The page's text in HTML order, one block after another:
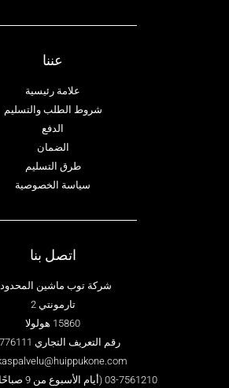
عننا
علامة رئيسية
شروط الطلب والتسليم
الدفع
الضمان
طرق التسليم
سياسة الخصوصية
اتصل بنا
شركة توب ماشين
تارمونتي 2
15860 هولولا
رقم التعريف التجاري 2776111-7
03-7561210 (أيام الأسبوع من 9 صباحًا إلى 2 مساءً)